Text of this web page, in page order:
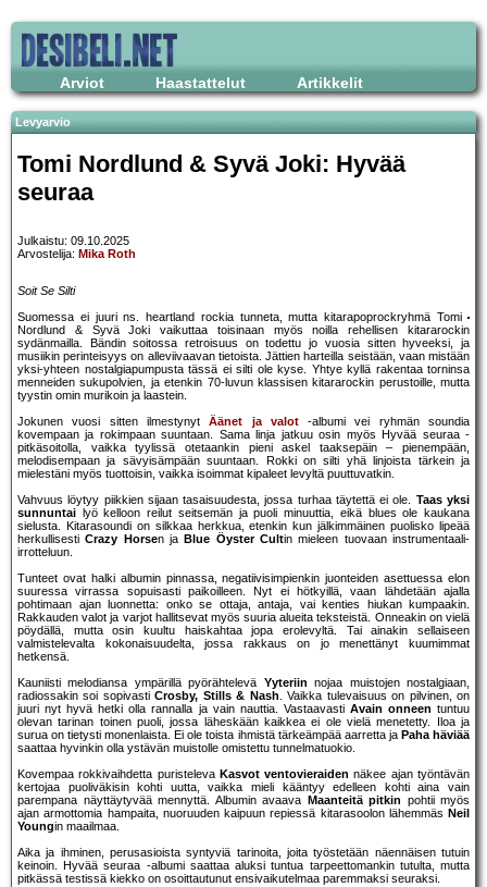
Arviot Haastattelut Artikkelit
Levyarvio
Tomi Nordlund & Syvä Joki: Hyvää
seuraa
Julkaistu: 09.10.2025
Arvostelija: Mika Roth
Soit Se Silti
Suomessa ei juuri ns. heartland rockia tunneta, mutta kitarapoprockryhmä Tomi
Nordlund & Syvä Joki vaikuttaa toisinaan myös noilla rehellisen kitararockin
sydänmailla. Bändin soitossa retroisuus on todettu jo vuosia sitten hyveeksi, ja
musiikin perinteisyys on alleviivaavan tietoista. Jättien harteilla seistään, vaan mistään
yksi-yhteen nostalgiapumpusta tässä ei silti ole kyse. Yhtye kyllä rakentaa torninsa
menneiden sukupolvien, ja etenkin 70-luvun klassisen kitararockin perustoille, mutta
tyystin omin murikoin ja laastein.
Jokunen vuosi sitten ilmestynytÄänet ja valot-albumi vei ryhmän soundia
kovempaan ja rokimpaan suuntaan. Sama linja jatkuu osin myös Hyvää seuraa -
pitkäsoitolla, vaikka tyylissä otetaankin pieni askel taaksepäin – pienempään,
melodisempaan ja sävyisämpään suuntaan. Rokki on silti yhä linjoista tärkein ja
mielestäni myös tuottoisin, vaikka isoimmat kipaleet levyltä puuttuvatkin.
Vahvuus löytyy piikkien sijaan tasaisuudesta, jossa turhaa täytettä ei ole. Taas yksi
sunnuntai lyö kelloon reilut seitsemän ja puoli minuuttia, eikä blues ole kaukana
sielusta. Kitarasoundi on silkkaa herkkua, etenkin kun jälkimmäinen puolisko lipeää
herkullisestiCrazy Horsen ja Blue Öyster Cultin mieleen tuovaan instrumentaali-
irrotteluun.
Tunteet ovat halki albumin pinnassa, negatiivisimpienkin juonteiden asettuessa elon
suuressa virrassa sopuisasti paikoilleen. Nyt ei hötkyillä, vaan lähdetään ajalla
pohtimaan ajan luonnetta: onko se ottaja, antaja, vai kenties hiukan kumpaakin.
Rakkauden valot ja varjot hallitsevat myös suuria alueita teksteistä. Onneakin on vielä
pöydällä, mutta osin kuultu haiskahtaa jopa erolevyltä. Tai ainakin sellaiseen
valmistelevalta kokonaisuudelta, jossa rakkaus on jo menettänyt kuumimmat
hetkensä.
Kauniisti melodiansa ympärillä pyörähtelevä Yyteriin nojaa muistojen nostalgiaan,
radiossakin soi sopivastiCrosby, Stills & Nash. Vaikka tulevaisuus on pilvinen, on
juuri nyt hyvä hetki olla rannalla ja vain nauttia. Vastaavasti Avain onneen tuntuu
olevan tarinan toinen puoli, jossa läheskään kaikkea ei ole vielä menetetty. Iloa ja
surua on tietysti monenlaista. Ei ole toista ihmistä tärkeämpää aarretta ja Paha häviää
saattaa hyvinkin olla ystävän muistolle omistettu tunnelmatuokio.
Kovempaa rokkivaihdetta puristeleva Kasvot ventovieraiden näkee ajan työntävän
kertojaa puoliväkisin kohti uutta, vaikka mieli kääntyy edelleen kohti aina vain
parempana näyttäytyvää mennyttä. Albumin avaava
Maanteitä pitkin pohtii myös
ajan armottomia hampaita, nuoruuden kaipuun repiessä kitarasoolon lähemmäs Neil
Youngin maailmaa.
Aika ja ihminen, perusasioista syntyviä tarinoita, joita työstetään näennäisen tutuin
keinoin. Hyvää seuraa -albumi saattaa aluksi tuntua tarpeettomankin tutulta, mutta
pitkässä testissä kiekko on osoittautunut ensivaikutelmaa paremmaksi seuraksi.